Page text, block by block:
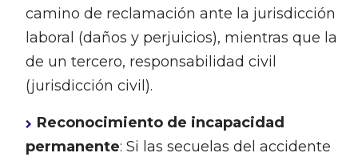
camino de reclamación ante la jurisdicción
laboral (daños y perjuicios), mientras que la
de un tercero, responsabilidad civil
(jurisdicción civil).
Reconocimiento de incapacidad
permanente: Si las secuelas del accidente